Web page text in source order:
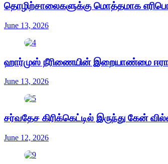
தொழிற்சாலைகளுக்கு மொத்தமாக
June 13, 2026
ஹார்முஸ் நீரிணையின் இறையாண்மை
June 13, 2026
சர்வதேச கிரிக்கெட்டில் இருந்து கேன்
June 12, 2026